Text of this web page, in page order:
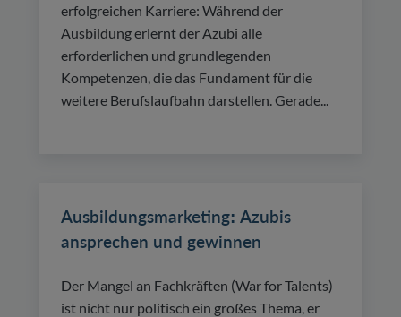
erfolgreichen Karriere: Während der
Ausbildung erlernt der Azubi alle
erforderlichen und grundlegenden
Kompetenzen, die das Fundament für die
weitere Berufslaufbahn darstellen. Gerade...
Ausbildungsmarketing: Azubis
ansprechen und gewinnen
Der Mangel an Fachkräften (War for Talents)
ist nicht nur politisch ein großes Thema, er